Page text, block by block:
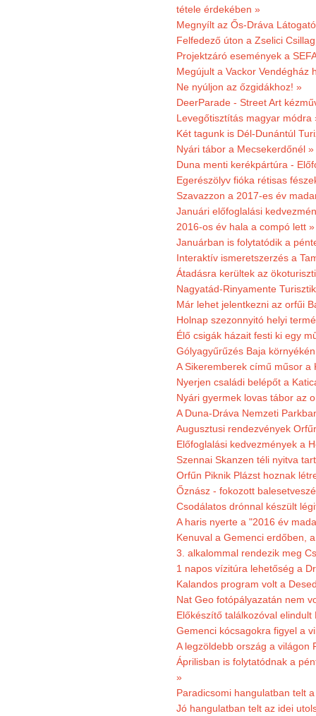
tétele érdekében »
Megnyílt az Ős-Dráva
Felfedező úton a Zselici
Projektzáró események a
Megújult a Vackor Vendégház
Ne nyúljon az őzgidákhoz! »
DeerParade - Street Art
Levegőtisztítás magyar módra
Két tagunk is Dél-Dunántúl
Nyári tábor a Mecsekerdőnél »
Duna menti kerékpártúra -
Egerészölyv fióka rétisas
Szavazzon a 2017-es év
Januári előfoglalási
2016-os év hala a compó lett »
Januárban is folytatódik a
Interaktív ismeretszerzés a
Átadásra kerültek az
Nagyatád-Rinyamente
Már lehet jelentkezni az orfűi
Holnap szezonnyitó helyi
Élő csigák házait festi ki egy
Gólyagyűrűzés Baja
A Sikeremberek című műsor a
Nyerjen családi belépőt a
Nyári gyermek lovas tábor az
A Duna-Dráva Nemzeti
Augusztusi rendezvények
Előfoglalási kedvezmények a
Szennai Skanzen téli nyitva
Orfűn Piknik Plázst hoznak
Őznász - fokozott
Csodálatos drónnal készült
A haris nyerte a "2016 év
Kenuval a Gemenci erdőben,
3. alkalommal rendezik meg
1 napos vízitúra lehetőség a
Kalandos program volt a
Nat Geo fotópályazatán nem
Előkészítő találkozóval
Gemenci kócsagokra figyel a
A legzöldebb ország a világon
Áprilisban is folytatódnak a
»
Paradicsomi hangulatban telt
Jó hangulatban telt az idei